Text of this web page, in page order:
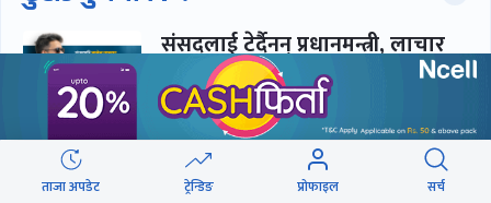
संसद्लाई टेर्दैनन् प्रधानमन्त्री, लाचार
छन् सभामुख
‘अस्थायी प्रकृतिको अध्यादेशले ऐनको
व्यवस्था विस्थापित गर्न सक्दैन’
ताजा अपडेट ट्रेन्डिङ प्रोफाइल सर्च